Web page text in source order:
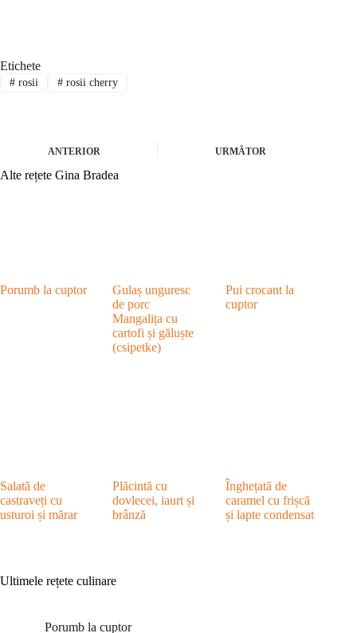
Etichete
#rosii #rosii cherry
ANTERIOR URMĂTOR
Alte rețete Gina Bradea
Porumb la cuptor
Gulaș unguresc
de porc
Mangalița cu
cartofi și găluște
(csipetke)
Pui crocant la
cuptor
Salată de
castraveți cu
usturoi și mărar
Plăcintă cu
dovlecei, iaurt și
brânză
Înghețată de
caramel cu frișcă
și lapte condensat
Ultimele rețete culinare
Porumb la cuptor